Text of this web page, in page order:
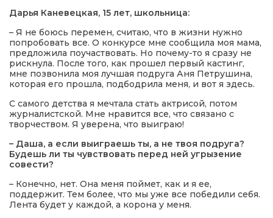
Дарья Каневецкая, 15 лет, школьница:
– Я не боюсь перемен, считаю, что в жизни нужно
попробовать все. О конкурсе мне сообщила моя мама,
предложила поучаствовать. Но почему-то я сразу не
рискнула. После того, как прошел первый кастинг,
мне позвонила моя лучшая подруга Аня Петрушина,
которая его прошла, подбодрила меня, и вот я здесь.
С самого детства я мечтала стать актрисой, потом
журналистской. Мне нравится все, что связано с
творчеством. Я уверена, что выиграю!
– Даша, а если выиграешь ты, а не твоя подруга?
Будешь ли ты чувствовать перед ней угрызение
совести?
– Конечно, нет. Она меня поймет, как и я ее,
поддержит. Тем более, что мы уже все победили себя.
Лента будет у каждой, а корона у меня.